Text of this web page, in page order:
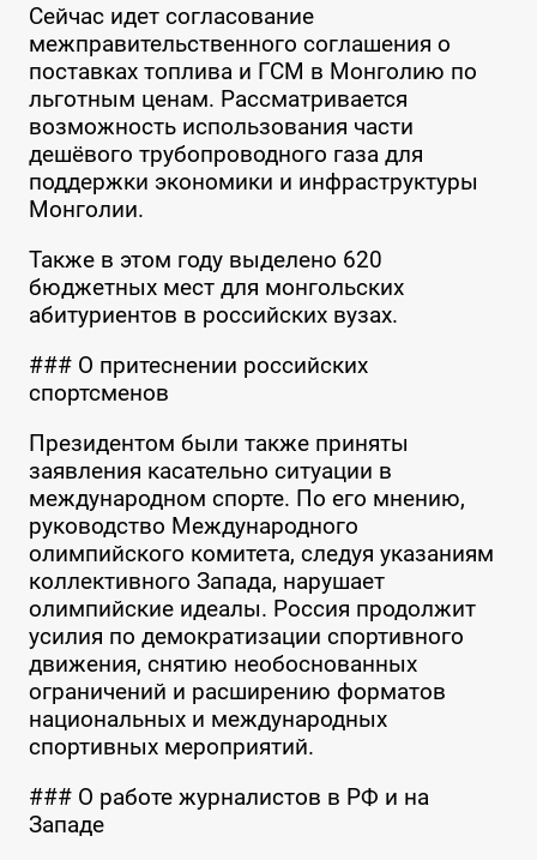
Сейчас идет согласование
межправительственного соглашения о
поставках топлива и ГСМ в Монголию по
льготным ценам. Рассматривается
возможность использования части
дешёвого трубопроводного газа для
поддержки экономики и инфраструктуры
Монголии.
Также в этом году выделено 620
бюджетных мест для монгольских
абитуриентов в российских вузах.
### О притеснении российских
спортсменов
Президентом были также приняты
заявления касательно ситуации в
международном спорте. По его мнению,
руководство Международного
олимпийского комитета, следуя указаниям
коллективного Запада, нарушает
олимпийские идеалы. Россия продолжит
усилия по демократизации спортивного
движения, снятию необоснованных
ограничений и расширению форматов
национальных и международных
спортивных мероприятий.
### О работе журналистов в РФ и на
Западе